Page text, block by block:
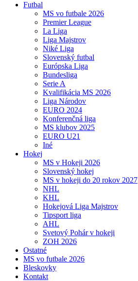
Futbal
MS vo futbale 2026
Premier League
La Liga
Liga Majstrov
Niké Liga
Slovenský futbal
Európska Liga
Bundesliga
Serie A
Kvalifikácia MS 2026
Liga Národov
EURO 2024
Konferenčná liga
MS klubov 2025
EURO U21
Iné
Hokej
MS v Hokeji 2026
Slovenský hokej
MS v hokeji do 20 rokov 2027
NHL
KHL
Hokejová Liga Majstrov
Tipsport liga
AHL
Svetový Pohár v hokeji
ZOH 2026
Ostatné
MS vo futbale 2026
Bleskovky
Kontakt